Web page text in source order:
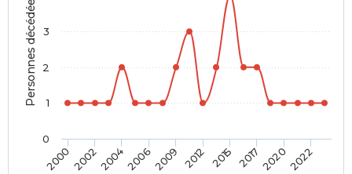
Personnes décédées
20002002200420062009 2012 2015 201720202022
0
1
2
3